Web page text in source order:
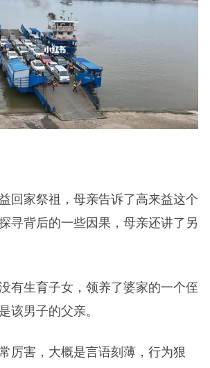
回家祭祖，母亲告诉了高来益这个
寻背后的一些因果，母亲还讲了另
有生育子女，领养了婆家的一个侄
男子的父亲。
厉害，大概是言语刻薄，行为狠